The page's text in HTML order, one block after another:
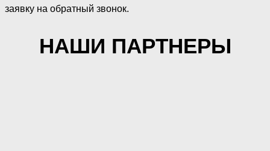
заявку на обратный звонок.
НАШИ ПАРТНЕРЫ